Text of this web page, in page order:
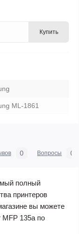
Купить
ML-1861
0 Вопросы 0
полный
принтеров
вы можете
MFP 135a по